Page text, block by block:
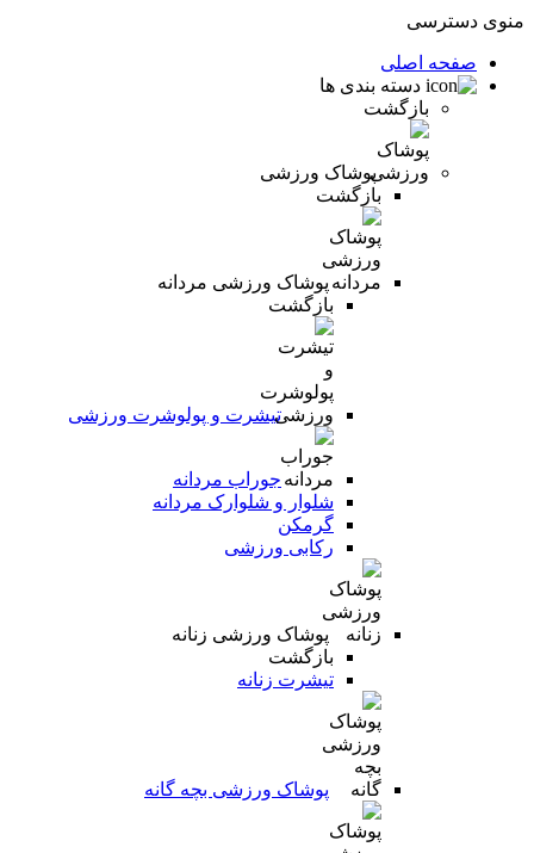
منوی دسترسی
صفحه اصلی
دسته بندی ها
بازگشت
پوشاک ورزشی
بازگشت
پوشاک ورزشی مردانه
بازگشت
تیشرت و پولوشرت ورزشی
جوراب مردانه
شلوار و شلوارک مردانه
گرمکن
رکابی ورزشی
پوشاک ورزشی زنانه
بازگشت
تیشرت زنانه
پوشاک ورزشی بچه گانه